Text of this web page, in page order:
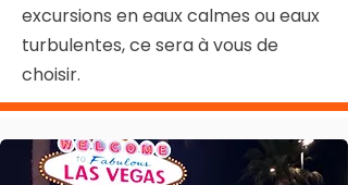
excursions en eaux calmes ou eaux
turbulentes, ce sera à vous de
choisir.